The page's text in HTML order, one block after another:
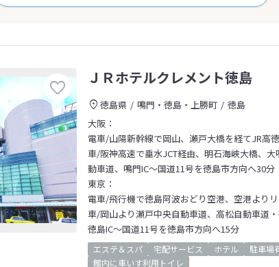
ＪＲホテルクレメント徳島
徳島県 鳴門・徳島・上勝町
徳島
大阪：
電車/山陽新幹線で岡山、瀬戸大橋を経てJR高
車/阪神高速で垂水JCT経由、明石海峡大橋、
動車道、鳴門IC～国道11号を徳島市方向へ30分
東京：
電車/飛行機で徳島阿波おどり空港、空港より
車/岡山より瀬戸中央自動車道、高松自動車道
徳島IC～国道11号を徳島市方向へ15分
エステ＆スパ 宅配サービス ホテル 駐車場
館内に車いす利用トイレ